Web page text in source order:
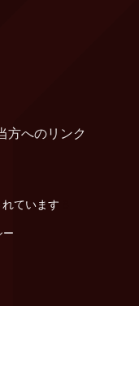
方へのリンク
ています
ー